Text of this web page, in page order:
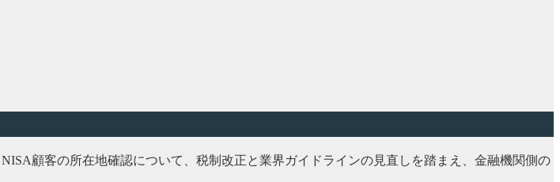
顧客の所在地確認について、税制改正と業界ガイドラインの見直しを踏まえ、金融機関側の